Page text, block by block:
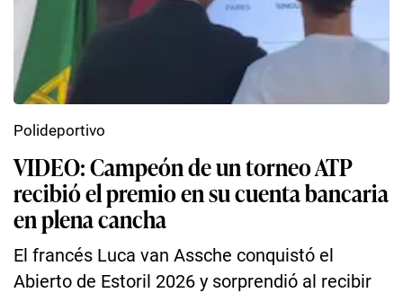
VIDEO: Campeón de un torneo ATP
recibió el premio en su cuenta bancaria
en plena cancha
El francés Luca van Assche conquistó el
Abierto de Estoril 2026 y sorprendió al recibir
Polideportivo